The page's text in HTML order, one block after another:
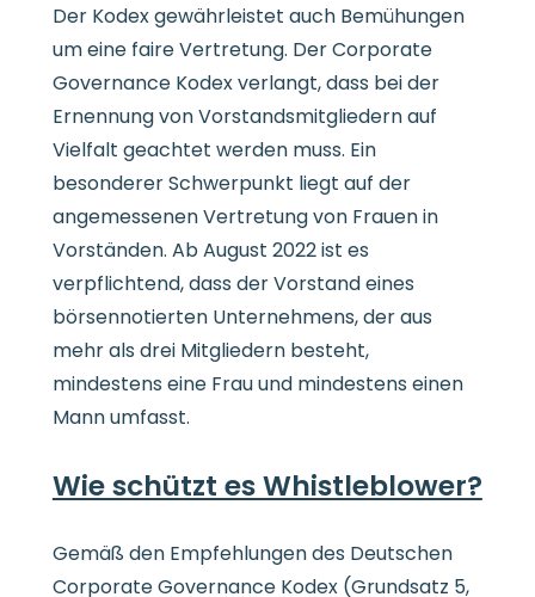
Der Kodex gewährleistet auch Bemühungen
um eine faire Vertretung. Der Corporate
Governance Kodex verlangt, dass bei der
Ernennung von Vorstandsmitgliedern auf
Vielfalt geachtet werden muss. Ein
besonderer Schwerpunkt liegt auf der
angemessenen Vertretung von Frauen in
Vorständen. Ab August 2022 ist es
verpflichtend, dass der Vorstand eines
börsennotierten Unternehmens, der aus
mehr als drei Mitgliedern besteht,
mindestens eine Frau und mindestens einen
Mann umfasst.
Wie schützt es Whistleblower?
Gemäß den Empfehlungen des Deutschen
Corporate Governance Kodex (Grundsatz 5,